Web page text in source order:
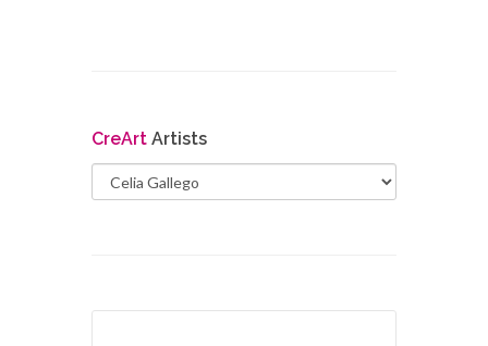
CreArt Artists